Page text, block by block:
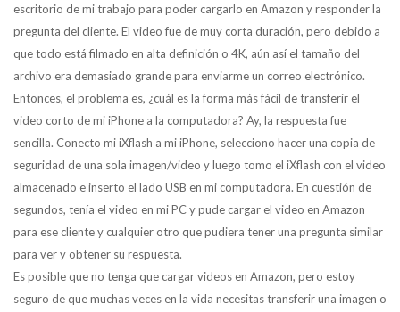
escritorio de mi trabajo para poder cargarlo en Amazon y responder la
pregunta del cliente. El video fue de muy corta duración, pero debido a
que todo está filmado en alta definición o 4K, aún así el tamaño del
archivo era demasiado grande para enviarme un correo electrónico.
Entonces, el problema es, ¿cuál es la forma más fácil de transferir el
video corto de mi iPhone a la computadora? Ay, la respuesta fue
sencilla. Conecto mi iXflash a mi iPhone, selecciono hacer una copia de
seguridad de una sola imagen/video y luego tomo el iXflash con el video
almacenado e inserto el lado USB en mi computadora. En cuestión de
segundos, tenía el video en mi PC y pude cargar el video en Amazon
para ese cliente y cualquier otro que pudiera tener una pregunta similar
para ver y obtener su respuesta.
Es posible que no tenga que cargar videos en Amazon, pero estoy
seguro de que muchas veces en la vida necesitas transferir una imagen o